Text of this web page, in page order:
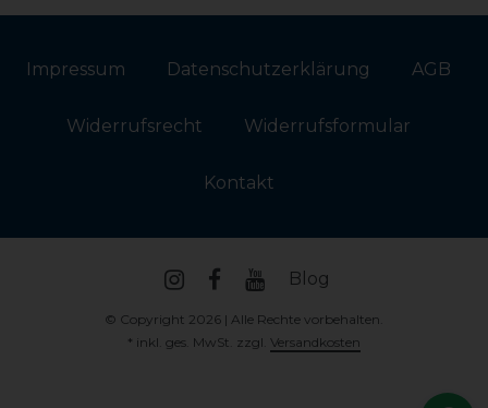
Impressum Daten­schutz­erklärung AGB
Widerrufs­recht Widerrufs­formular
Kontakt
Blog
© Copyright 2026 | Alle Rechte vorbehalten.
* inkl. ges. MwSt. zzgl. Versandkosten